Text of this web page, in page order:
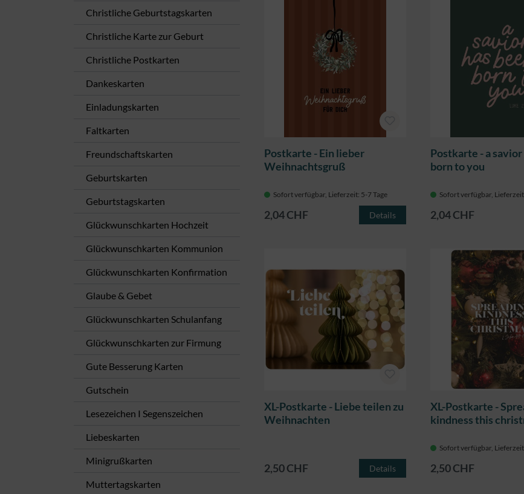
Christliche Geburtstagskarten
Christliche Karte zur Geburt
Christliche Postkarten
Dankeskarten
Einladungskarten
Faltkarten
Freundschaftskarten
Geburtskarten
Geburtstagskarten
Glückwunschkarten Hochzeit
Glückwunschkarten Kommunion​
Glückwunschkarten Konfirmation​
Glaube & Gebet
Glückwunschkarten Schulanfang
Glückwunschkarten zur Firmung​
Gute Besserung Karten
Gutschein
Lesezeichen I Segenszeichen
Liebeskarten
Minigrußkarten
Muttertagskarten
Postkarte - Ein lieber
Weihnachtsgruß
Sofort verfügbar, Lieferzeit: 5-7 Tage
2,04 CHF Details
Postkarte - a savior
born to you
Sofort verfügbar,
2,04 CHF
XL-Postkarte - Liebe teilen zu
Weihnachten
2,50 CHF Details
XL-Postkarte -
kindness this
Sofort verfügbar,
2,50 CHF